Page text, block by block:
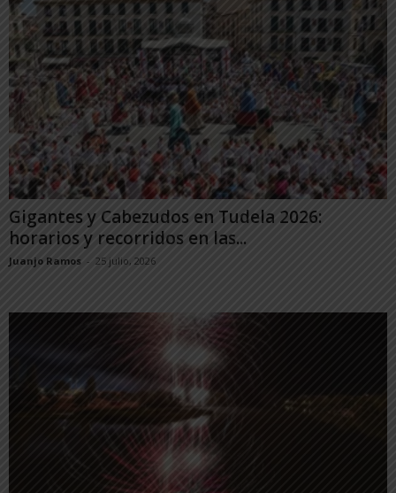
Gigantes y Cabezudos en Tudela 2026:
horarios y recorridos en las...
Juanjo Ramos - 25 julio, 2026